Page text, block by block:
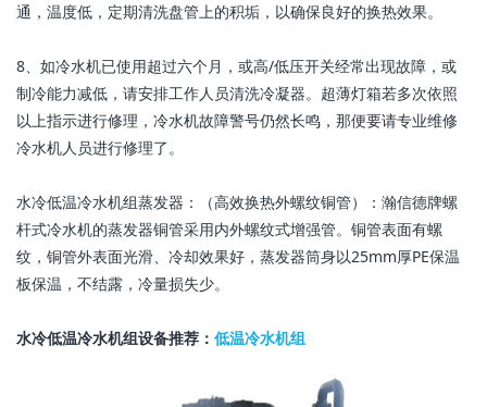
通，温度低，定期清洗盘管上的积垢，以确保良好的换热效果。
8、如冷水机已使用超过六个月，或高/低压开关经常出现故障，或
制冷能力减低，请安排工作人员清洗冷凝器。超薄灯箱若多次依照
以上指示进行修理，冷水机故障警号仍然长鸣，那便要请专业维修
冷水机人员进行修理了。
水冷低温冷水机组蒸发器：（高效换热外螺纹铜管）：瀚信德牌螺
杆式冷水机的蒸发器铜管采用内外螺纹式增强管。铜管表面有螺
纹，铜管外表面光滑、冷却效果好，蒸发器筒身以25mm厚PE保温
板保温，不结露，冷量损失少。
水冷低温冷水机组设备推荐： 低温冷水机组